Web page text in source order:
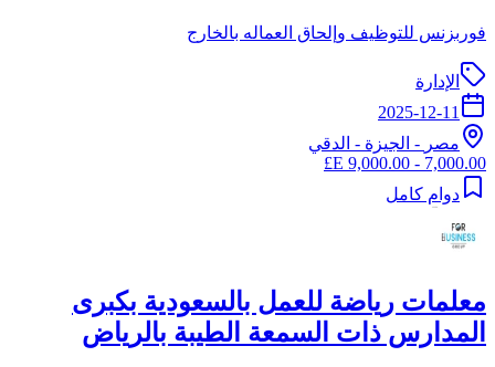
فوربزنس للتوظيف وإلحاق العماله بالخارج
الإدارة
2025-12-11
مصر - الجيزة - الدقي
7,000.00 - 9,000.00 E£
دوام كامل
معلمات رياضة للعمل بالسعودية بكبرى
المدارس ذات السمعة الطيبة بالرياض